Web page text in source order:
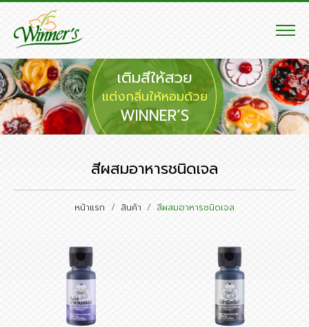
เติมสีให้สวย
แต่งกลิ่นให้หอมด้วย
WINNER’S
สีผสมอาหารชนิดเจล
หน้าแรก สินค้า สีผสมอาหารชนิดเจล